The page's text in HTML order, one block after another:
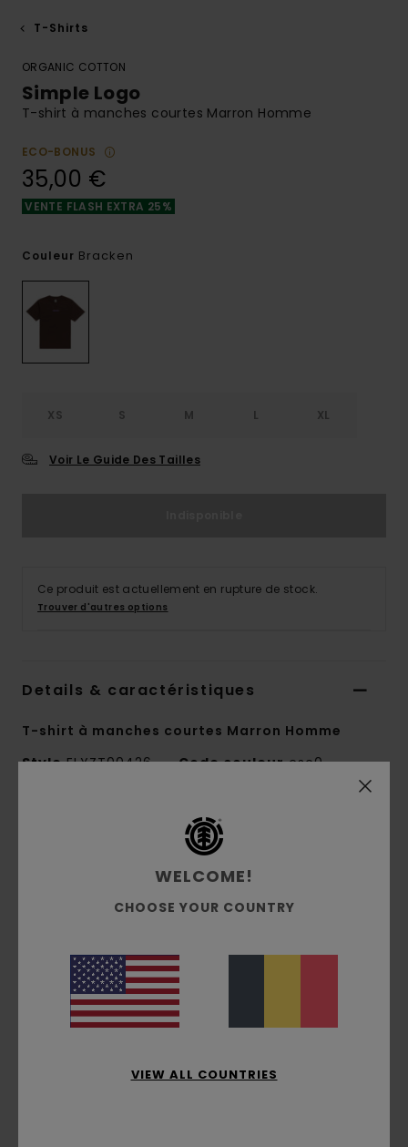
T-Shirts
ORGANIC COTTON
Simple Logo
T-shirt à manches courtes Marron Homme
ECO-BONUS
35,00 €
VENTE FLASH EXTRA 25%
Couleur Bracken
XS S M L XL
Voir Le Guide Des Tailles
Ce produit est actuellement en rupture de stock.
Trouver d'autres options
Details & caractéristiques
T-shirt à manches courtes Marron Homme
StyleELYZT00426 Code couleurcsc0
Jersey 100% en coton biologique
Col :col rond
Manches :manches courtes
Logotage :Imprimé avec encre à base d'eau
à l'avant et à l'arrière
WELCOME!
CHOOSE YOUR COUNTRY
VIEW ALL COUNTRIES